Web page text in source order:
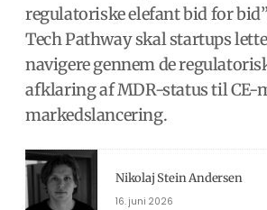
regulatoriske elefant bid for
Tech Pathway skal startups
navigere gennem de
afklaring af MDR-status til
markedslancering.
Nikolaj Stein Andersen
16. juni 2026